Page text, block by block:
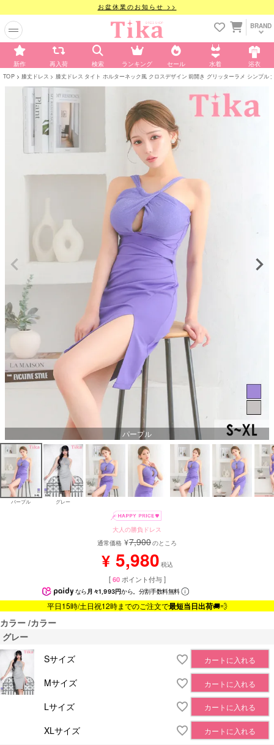
お盆休業のお知らせ >>
BRAND
新作 再入荷 検索 ランキング セール 水着 浴衣
TOP 膝丈ドレス 膝丈ドレス タイト ホルターネック風 クロスデザイン 前開き グリッターラメ シンプ
パープル
パープル グレー
大人の勝負ドレス
通常価格 ¥7,900のところ
¥ 5,980 税込
[ 60 ポイント付与 ]
なら 月々1,993円から。分割手数料無料
平日15時/土日祝12時までのご注文で最短当日出荷🚚💨
カラー カラー
グレー
Sサイズ
カートに入れる
Mサイズ カートに入れる
Lサイズ カートに入れる
XLサイズ カートに入れる